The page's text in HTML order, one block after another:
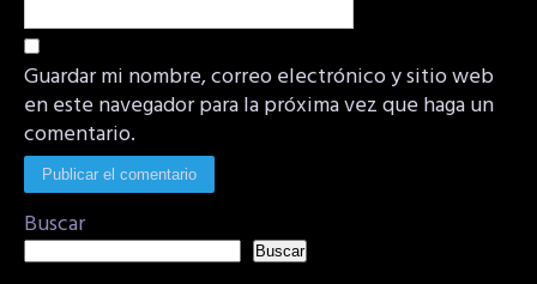
Guardar mi nombre, correo electrónico y sitio web
en este navegador para la próxima vez que haga un
comentario.
Buscar
Buscar